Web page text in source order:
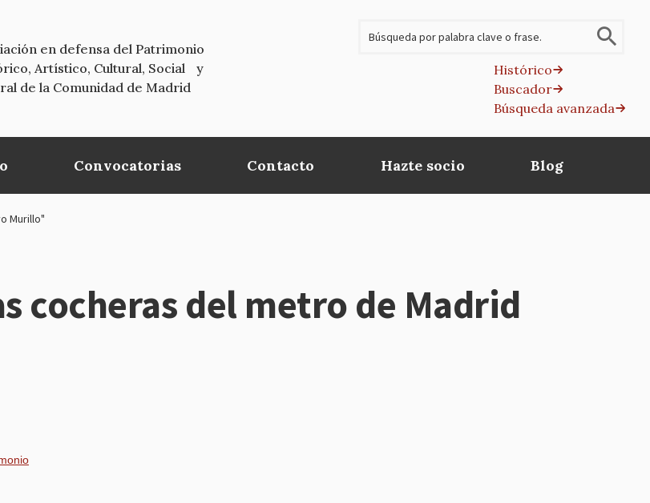
en defensa del Patrimonio
Artístico, Cultural, Social y
de la Comunidad de Madrid
Histórico
Buscador
Búsqueda avanzada
Convocatorias Contacto Hazte socio Blog
Murillo"
cocheras del metro de Madrid